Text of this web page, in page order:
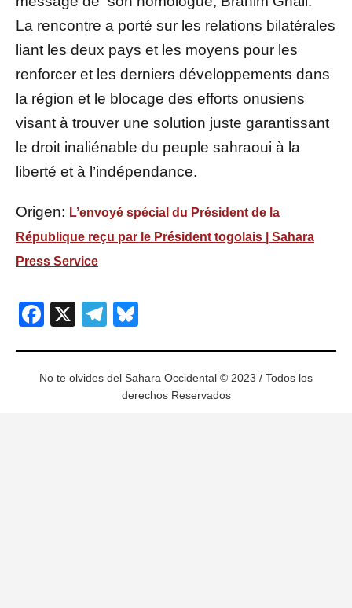
La rencontre a porté sur les relations bilatérales
liant les deux pays et les moyens pour les
renforcer et les derniers développements dans
la région et le blocage des efforts onusiens
visant à trouver une solution juste garantissant
le droit inaliénable du peuple sahraoui à la
liberté et à l’indépendance.
Origen: L’envoyé spécial du Président de la
République reçu par le Président togolais | Sahara
Press Service
Facebook
X Telegram
No te olvides del Sahara Occidental © 2023 / Todos los
derechos Reservados